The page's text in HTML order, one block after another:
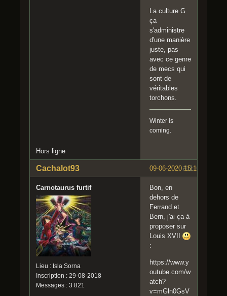
La culture G
ça
s'administre
d'une manière
juste, pas
avec ce genre
de mecs qui
sont de
véritables
torchons.
Winter is
coming.
Hors ligne
#11
09-06-2020 15:10:59
Cachalot93
Carnotaurus furtif
Lieu : Isla Sorna
Inscription : 29-08-2018
Messages : 3 821
Bon, en
dehors de
Ferrand et
Bern, j'ai ça à
proposer sur
Louis XVII
:
https://www.y
outube.com/w
atch?
v=mGln0GsV